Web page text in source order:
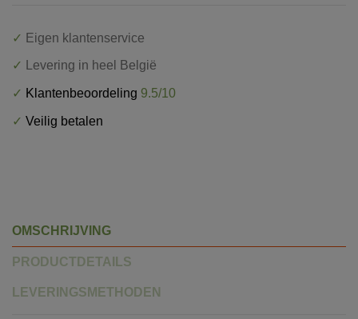
✓ Eigen klantenservice
✓ Levering in heel België
✓ Klantenbeoordeling 9.5/10
✓ Veilig betalen
OMSCHRIJVING
PRODUCTDETAILS
LEVERINGSMETHODEN